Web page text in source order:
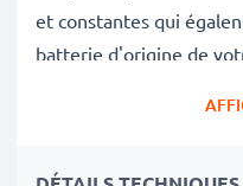
et constantes qui
batterie d'origine de